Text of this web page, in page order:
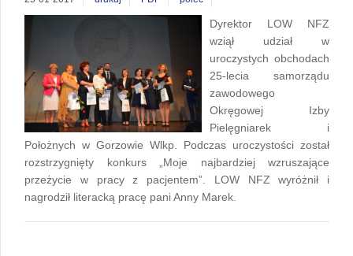
Dyrektor LOW NFZ
wziął udział w
uroczystych obchodach
25-lecia samorządu
zawodowego
Okręgowej Izby
Pielęgniarek i
Położnych w Gorzowie Wlkp. Podczas uroczystości został
rozstrzygnięty konkurs „Moje najbardziej wzruszające
przeżycie w pracy z pacjentem”. LOW NFZ wyróżnił i
nagrodził literacką pracę pani Anny Marek.